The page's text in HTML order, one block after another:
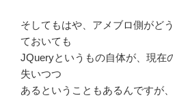
そしてもはや、アメブロ側がど
ておいても
JQueryというもの自体が、現在
失いつつ
あるということもあるんですが、